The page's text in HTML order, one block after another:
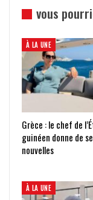
vous
À LA UNE
Grèce : le chef de
guinéen donne de
nouvelles
À LA UNE